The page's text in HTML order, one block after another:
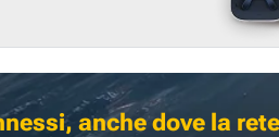
anche dove la